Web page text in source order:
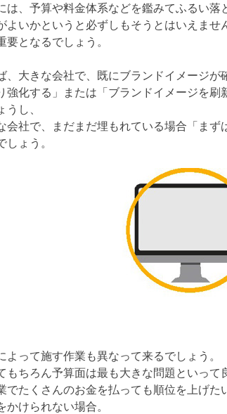
は、予算や料金体系などを鑑みてふるい落
よいかというと必ずしもそうとはいえま
要となるでしょう。
、大きな会社で、既にブランドイメージが
強化する」または「ブランドイメージを
うし、
会社で、まだまだ埋もれている場合「ま
しょう。
よって施す作業も異なって来るでしょう。
もちろん予算面は最も大きな問題といって
でたくさんのお金を払っても順位を上げ
かけられない場合。